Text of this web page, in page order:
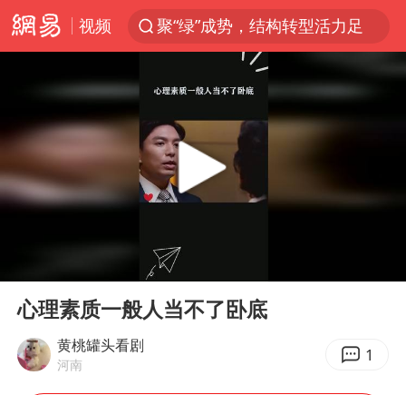
视频
聚“绿”成势，结构转型活力足
印度暴发金迪普拉病毒
“事业单位招聘不是人情买卖”
Play
心理素质一般人当不了卧底
黄桃罐头看剧
河南 1